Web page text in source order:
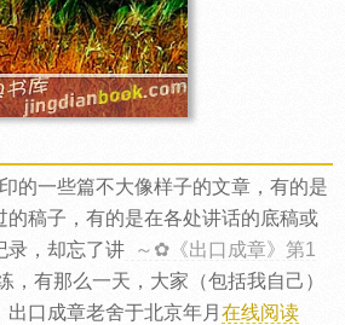
的一些篇不大像样子的文章，有的是
的稿子，有的是在各处讲话的底稿或
录，却忘了讲
～✿《出口成章》第1
，有那么一天，大家（包括我自己）
口成章老舍于北京年月 在线阅读